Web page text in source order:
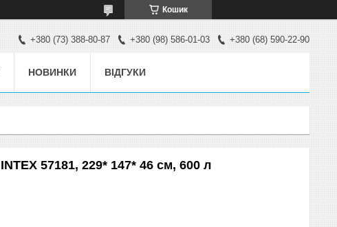
Кошик
+380 (73) 388-80-87 +380 (98) 586-01-03 +380 (68) 590-22-90
НОВИНКИ ВІДГУКИ
57181, 229* 147* 46 см, 600 л